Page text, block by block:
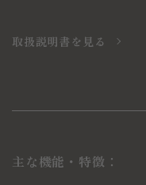
取扱説明書を見る
主な機能・特徴：